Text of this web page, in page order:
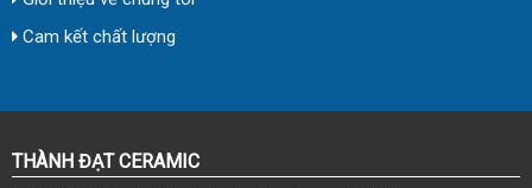
Cam kết chất lượng
THÀNH ĐẠT CERAMIC